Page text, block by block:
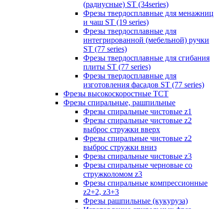
(радиусные) ST (34series)
Фрезы твердосплавные для менажниц
и чаш ST (19 series)
Фрезы твердосплавные для
интегрированной (мебельной) ручки
ST (77 series)
Фрезы твердосплавные для сгибания
плиты ST (77 series)
Фрезы твердосплавные для
изготовления фасадов ST (77 series)
Фрезы высокоскоростные ТСТ
Фрезы спиральные, рашпильные
Фрезы спиральные чистовые z1
Фрезы спиральные чистовые z2
выброс стружки вверх
Фрезы спиральные чистовые z2
выброс стружки вниз
Фрезы спиральные чистовые z3
Фрезы спиральные черновые со
стружколомом z3
Фрезы спиральные компрессионные
z2+2, z3+3
Фрезы рашпильные (кукуруза)